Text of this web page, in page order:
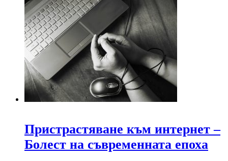
Пристрастяване към интернет –
Болест на съвременната епоха